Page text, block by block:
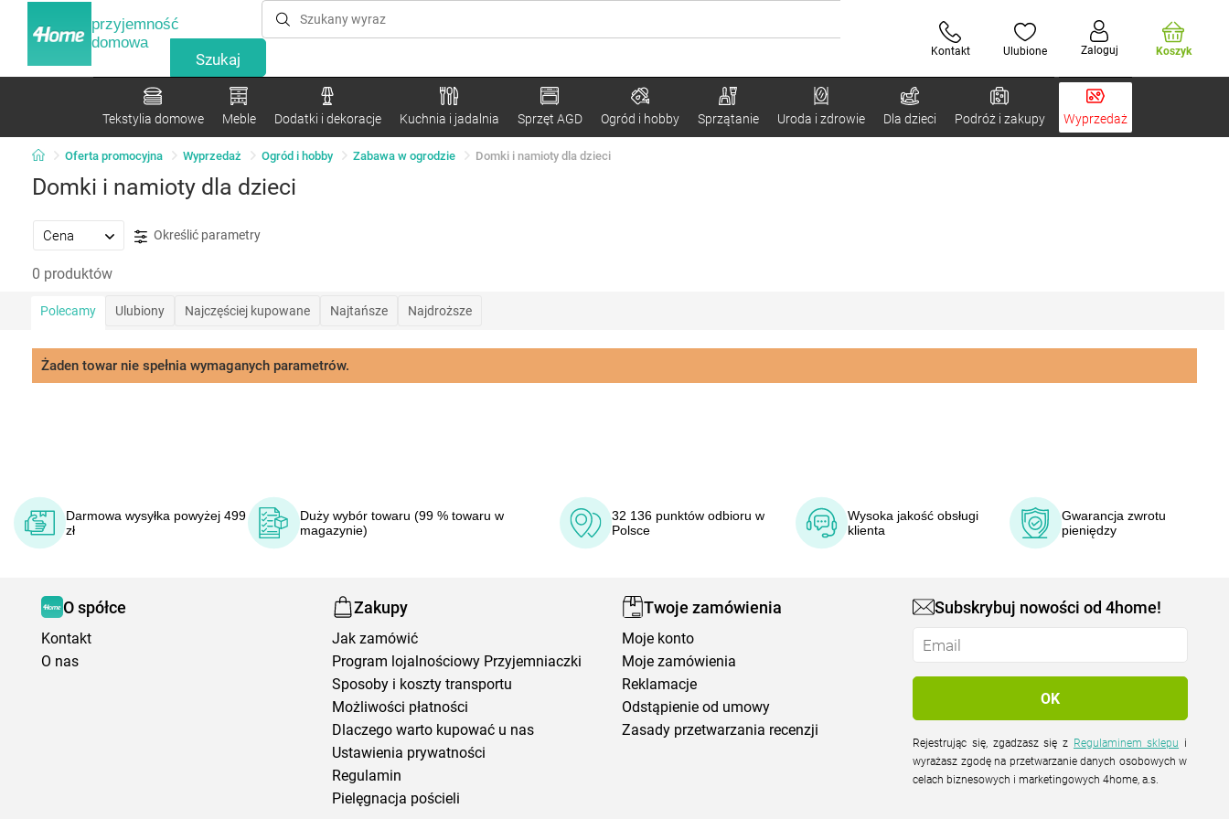
przyjemność
domowa
Kontakt Ulubione Zaloguj Koszyk
Tekstylia domowe Meble Dodatki i dekoracje Kuchnia i jadalnia Sprzęt AGD Ogród i hobby Sprzątanie Uroda i zdrowie Dla dzieci Podróż i zakupy Wyprzedaż
Oferta promocyjna Wyprzedaż Ogród i hobby Zabawa w ogrodzie Domki i namioty dla dzieci
Domki i namioty dla dzieci
Cena Określić parametry
0 produktów
Polecamy Ulubiony Najczęściej kupowane Najtańsze Najdroższe
Żaden towar nie spełnia wymaganych parametrów.
Darmowa wysyłka powyżej 499
zł
Duży wybór towaru (99 % towaru w
magazynie)
32 136 punktów odbioru w
Polsce
Wysoka jakość obsługi
klienta
Gwarancja zwrotu
pieniędzy
O spółce
Kontakt
O nas
Zakupy
Jak zamówić
Program lojalnościowy Przyjemniaczki
Sposoby i koszty transportu
Możliwości płatności
Dlaczego warto kupować u nas
Ustawienia prywatności
Regulamin
Pielęgnacja pościeli
Twoje zamówienia
Moje konto
Moje zamówienia
Reklamacje
Odstąpienie od umowy
Zasady przetwarzania recenzji
Subskrybuj nowości od 4home!
Rejestrując się, zgadzasz się z Regulaminem sklepu
wyrażasz zgodę na przetwarzanie danych osobowych w
celach biznesowych i marketingowych 4home, a.s.